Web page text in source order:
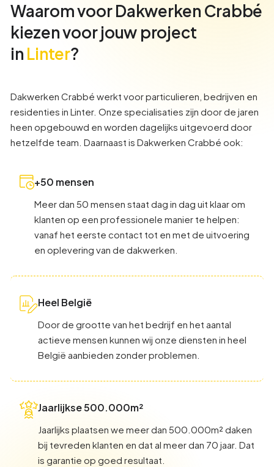
Waarom voor Dakwerken Crabbé
kiezen voor jouw project
in Linter?
Dakwerken Crabbé werkt voor particulieren, bedrijven en
residenties in Linter. Onze specialisaties zijn door de jaren
heen opgebouwd en worden dagelijks uitgevoerd door
hetzelfde team. Daarnaast is Dakwerken Crabbé ook:
+50 mensen
Meer dan 50 mensen staat dag in dag uit klaar om
klanten op een professionele manier te helpen:
vanaf het eerste contact tot en met de uitvoering
en oplevering van de dakwerken.
Heel België
Door de grootte van het bedrijf en het aantal
actieve mensen kunnen wij onze diensten in heel
België aanbieden zonder problemen.
Jaarlijkse 500.000m²
Jaarlijks plaatsen we meer dan 500.000m² daken
bij tevreden klanten en dat al meer dan 70 jaar. Dat
is garantie op goed resultaat.